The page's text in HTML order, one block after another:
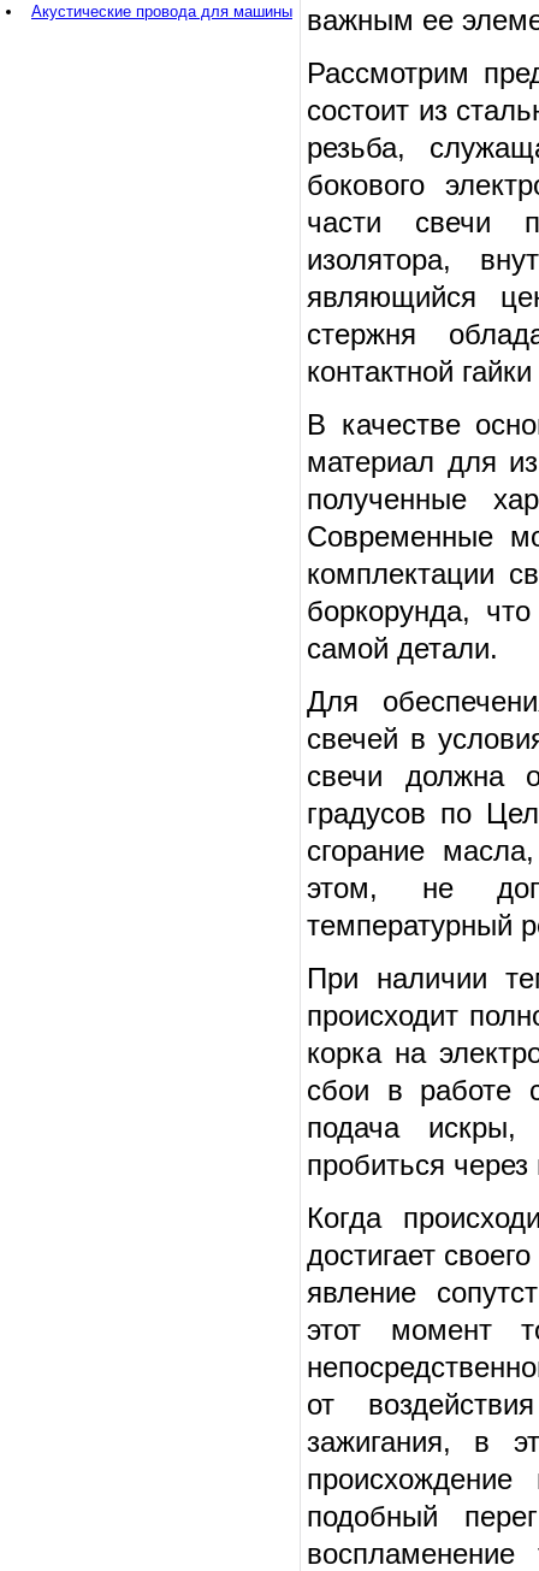
важным ее
Рассмотрим
состоит из
резьба,
бокового
части свечи
изолятора,
являющийся
стержня
контактной
В качестве
материал для
полученные
Современные
комплектации
боркорунда,
самой детали.
Для
свечей в
свечи должна
градусов по
сгорание
этом, не
температурный
При наличии
происходит
корка на
сбои в работе
подача искры,
пробиться
Когда
достигает
явление
этот момент
от
зажигания, в
подобный
Акустические провода для машины